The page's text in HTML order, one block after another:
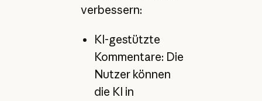
verbessern:
KI-gestützte
Kommentare: Die
Nutzer können
die KI in